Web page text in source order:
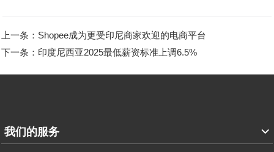
上一条：Shopee成为更受印尼商家欢迎的电商平台
下一条：印度尼西亚2025最低薪资标准上调6.5%
我们的服务